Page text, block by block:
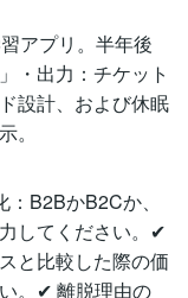
アプリ。半年後
・出力：チケット
設計、および休眠
。
B2BかB2Cか、
してください。✔
と比較した際の価
。✔ 離脱理由の